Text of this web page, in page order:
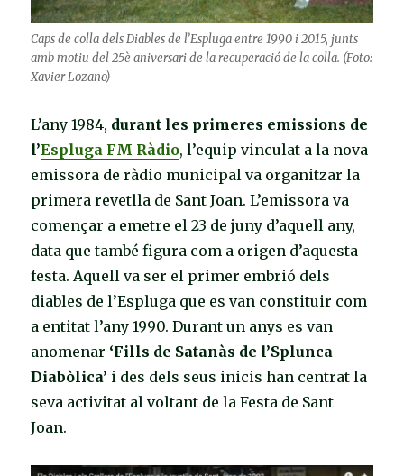
Caps de colla dels Diables de l’Espluga entre 1990 i 2015, junts
amb motiu del 25è aniversari de la recuperació de la colla. (Foto:
Xavier Lozano)
L’any 1984, durant les primeres emissions de
l’Espluga FM Ràdio, l’equip vinculat a la nova
emissora de ràdio municipal va organitzar la
primera revetlla de Sant Joan. L’emissora va
començar a emetre el 23 de juny d’aquell any,
data que també figura com a origen d’aquesta
festa. Aquell va ser el primer embrió dels
diables de l’Espluga que es van constituir com
a entitat l’any 1990. Durant un anys es van
anomenar ‘Fills de Satanàs de l’Splunca
Diabòlica’ i des dels seus inicis han centrat la
seva activitat al voltant de la Festa de Sant
Joan.